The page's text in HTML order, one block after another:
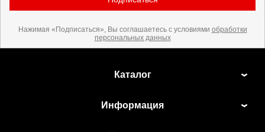
Нажимая «Подписаться», Вы соглашаетесь с условиями обработки
персональных данных
Каталог
Информация